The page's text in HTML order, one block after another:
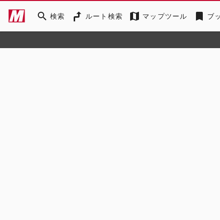
search 検索 ルート検索 map マップツール bookmark ブ